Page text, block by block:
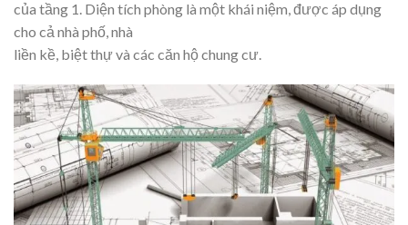
của tầng 1. Diện tích phòng là một khái niệm, được áp dụng
cho cả nhà phố, nhà
liền kề, biệt thự và các căn hộ chung cư.